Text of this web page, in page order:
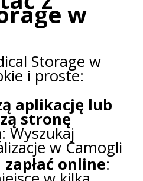
w
Storage w
i proste:
aplikację lub
stronę
: Wyszukaj
w Camogli
online: